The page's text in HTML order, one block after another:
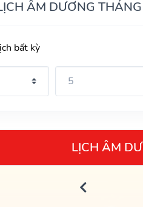
ÂM DƯƠNG
bất kỳ
LỊCH ÂM